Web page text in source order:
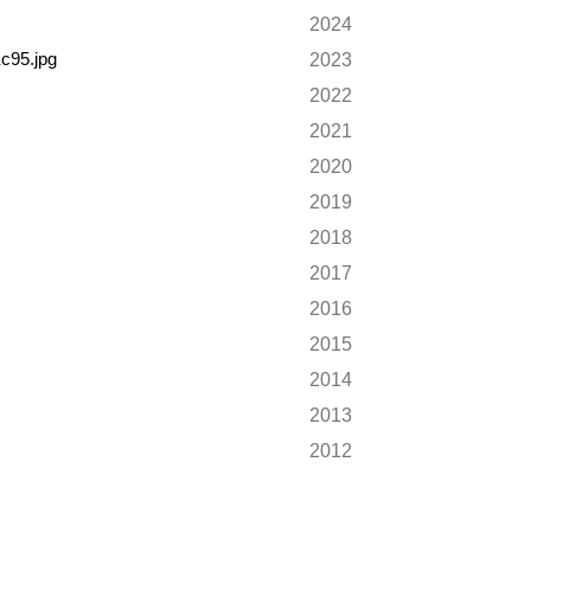
2024
2023
2022
2021
2020
2019
2018
2017
2016
2015
2014
2013
2012